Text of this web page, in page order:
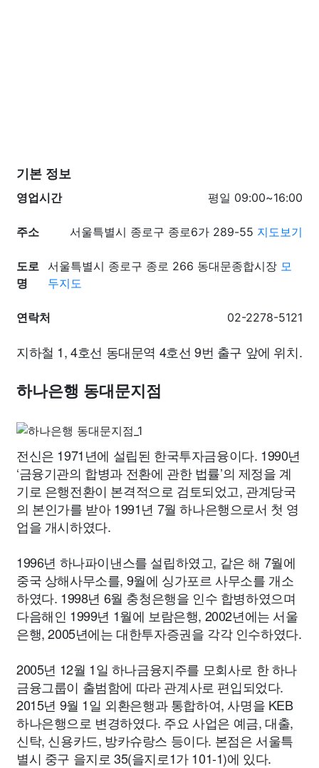
기본 정보
영업시간
평일 09:00~16:00
주소 서울특별시 종로구 종로6가 289-55 지도보기
도로
명
서울특별시 종로구 종로 266 동대문종합시장 모
두지도
연락처 02-2278-5121
지하철 1, 4호선 동대문역 4호선 9번 출구 앞에 위치.
하나은행 동대문지점
전신은 1971년에 설립된 한국투자금융이다. 1990년
‘금융기관의 합병과 전환에 관한 법률’의 제정을 계
기로 은행전환이 본격적으로 검토되었고, 관계당국
의 본인가를 받아 1991년 7월 하나은행으로서 첫 영
업을 개시하였다.
1996년 하나파이낸스를 설립하였고, 같은 해 7월에
중국 상해사무소를, 9월에 싱가포르 사무소를 개소
하였다. 1998년 6월 충청은행을 인수 합병하였으며
다음해인 1999년 1월에 보람은행, 2002년에는 서울
은행, 2005년에는 대한투자증권을 각각 인수하였다.
2005년 12월 1일 하나금융지주를 모회사로 한 하나
금융그룹이 출범함에 따라 관계사로 편입되었다.
2015년 9월 1일 외환은행과 통합하여, 사명을 KEB
하나은행으로 변경하였다. 주요 사업은 예금, 대출,
신탁, 신용카드, 방카슈랑스 등이다. 본점은 서울특
별시 중구 을지로 35(을지로1가 101-1)에 있다.